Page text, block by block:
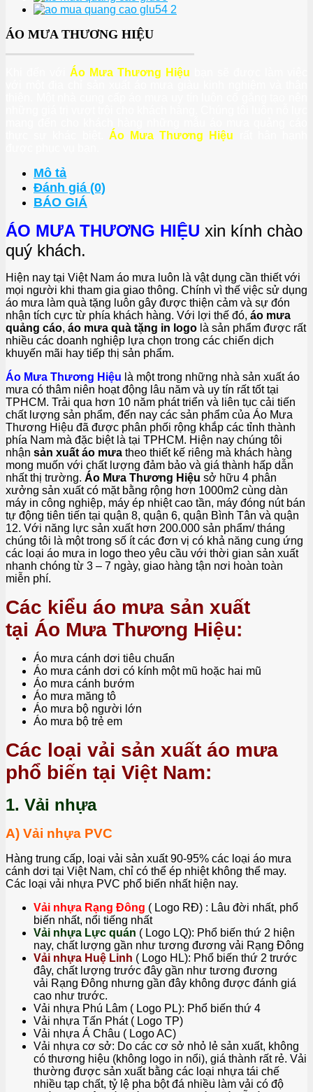
ÁO MƯA THƯƠNG HIỆU
Áo Mưa Thương Hiệu
Áo Mưa Thương Hiệu
Mô tả
Đánh giá (0)
BÁO GIÁ
ÁO MƯA THƯƠNG HIỆU xin kính chào
quý khách.
Hiện nay tại Việt Nam áo mưa luôn là vật dụng cần thiết với
mọi người khi tham gia giao thông. Chính vì thế việc sử dụng
áo mưa làm quà tặng luôn gây được thiện cảm và sự đón
nhận tích cực từ phía khách hàng. Với lợi thế đó, áo mưa
quảng cáo, áo mưa quà tặng in logo là sản phẩm được rất
nhiều các doanh nghiệp lựa chọn trong các chiến dịch
khuyến mãi hay tiếp thị sản phẩm.
Áo Mưa Thương Hiệu là một trong những nhà sản xuất áo
mưa có thâm niên hoạt động lâu năm và uy tín rất tốt tại
TPHCM. Trải qua hơn 10 năm phát triển và liên tục cải tiến
chất lượng sản phẩm, đến nay các sản phẩm của Áo Mưa
Thương Hiệu đã được phân phối rộng khắp các tỉnh thành
phía Nam mà đặc biệt là tại TPHCM. Hiện nay chúng tôi
nhận sản xuất áo mưa theo thiết kế riêng mà khách hàng
mong muốn với chất lượng đảm bảo và giá thành hấp dẫn
nhất thị trường. Áo Mưa Thương Hiệu sở hữu 4 phân
xưởng sản xuất có mặt bằng rộng hơn 1000m2 cùng dàn
máy in công nghiệp, máy ép nhiệt cao tần, máy đóng nút bán
tự động tiên tiến tại quận 8, quận 6, quận Bình Tân và quận
12. Với năng lực sản xuất hơn 200.000 sản phẩm/ tháng
chúng tôi là một trong số ít các đơn vị có khả năng cung ứng
các loại áo mưa in logo theo yêu cầu với thời gian sản xuất
nhanh chóng từ 3 – 7 ngày, giao hàng tận nơi hoàn toàn
miễn phí.
Các kiểu áo mưa sản xuất
tại Áo Mưa Thương Hiệu:
Áo mưa cánh dơi tiêu chuẩn
Áo mưa cánh dơi có kính một mũ hoặc hai mũ
Áo mưa cánh bướm
Áo mưa măng tô
Áo mưa bộ người lớn
Áo mưa bộ trẻ em
Các loại vải sản xuất áo mưa
phổ biến tại Việt Nam:
1. Vải nhựa
A) Vải nhựa PVC
Hàng trung cấp, loại vải sản xuất 90-95% các loại áo mưa
cánh dơi tại Việt Nam, chỉ có thể ép nhiệt không thể may.
Các loại vải nhựa PVC phổ biến nhất hiện nay.
Vải nhựa Rạng Đông ( Logo RĐ) : Lâu đời nhất, phổ
biến nhất, nổi tiếng nhất
Vải nhựa Lực quán ( Logo LQ): Phổ biến thứ 2 hiện
nay, chất lượng gần như tương đương vải Rạng Đông
Vải nhựa Huệ Linh ( Logo HL): Phổ biến thứ 2 trước
đây, chất lượng trước đây gần như tương đương
vải Rạng Đông nhưng gần đây không được đánh giá
cao như trước.
Vải nhựa Phú Lâm ( Logo PL): Phổ biến thứ 4
Vải nhựa Tấn Phát ( Logo TP)
Vải nhựa Á Châu ( Logo AC)
Vải nhựa cơ sở: Do các cơ sở nhỏ lẻ sản xuất, không
có thương hiệu (không logo in nổi), giá thành rất rẻ. Vải
thường được sản xuất bằng các loại nhựa tái chế
nhiều tạp chất, tỷ lệ pha bột đá nhiều làm vải có độ